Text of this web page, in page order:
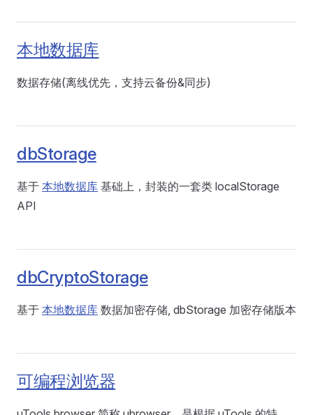
本地数据库
数据存储(离线优先，支持云备份&同步)
dbStorage
基于 本地数据库 基础上，封装的一套类 localStorage
API
dbCryptoStorage
基于 本地数据库 数据加密存储, dbStorage 加密存储版本
可编程浏览器